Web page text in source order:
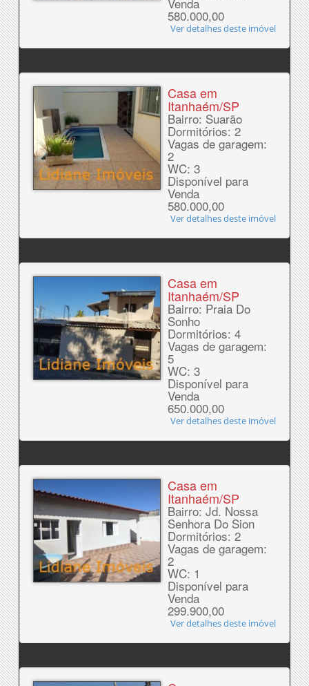
580.000,00
Ver detalhes deste imóvel
Casa em
Itanhaém/SP
Bairro: Suarão
Dormitórios: 2
Vagas de garagem:
2
WC: 3
Disponível para
Venda
580.000,00
Ver detalhes deste imóvel
Casa em
Itanhaém/SP
Bairro: Praia Do
Sonho
Dormitórios: 4
Vagas de garagem:
5
WC: 3
Disponível para
Venda
650.000,00
Ver detalhes deste imóvel
Casa em
Itanhaém/SP
Bairro: Jd. Nossa
Senhora Do Sion
Dormitórios: 2
Vagas de garagem:
2
WC: 1
Disponível para
Venda
299.900,00
Ver detalhes deste imóvel